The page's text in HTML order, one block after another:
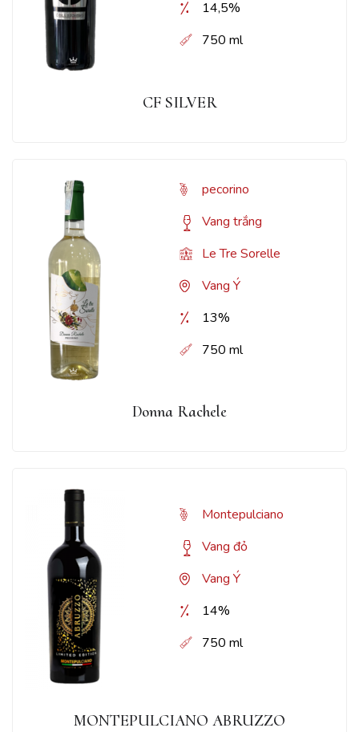
14,5%
750 ml
CF SILVER
pecorino
Vang trắng
Le Tre Sorelle
Vang Ý
13%
750 ml
Donna Rachele
Montepulciano
Vang đỏ
Vang Ý
14%
750 ml
MONTEPULCIANO ABRUZZO